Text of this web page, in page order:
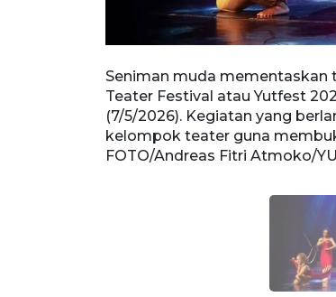
Seniman muda mementaskan
Teater Festival atau Yutfest
(7/5/2026). Kegiatan yang
kelompok teater guna
FOTO/Andreas Fitri Atmoko/YU